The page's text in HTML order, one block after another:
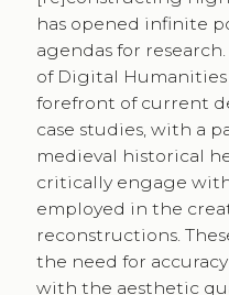
has opened infinite
agendas for
of Digital
forefront of current
case studies, with a
medieval historical
critically engage
employed in the
reconstructions.
the need for
with the aesthetic